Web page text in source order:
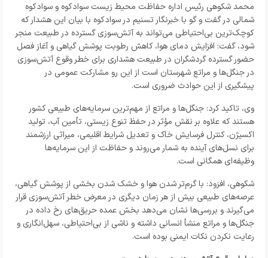
محمد شکوهی رئیس اداره حفاظت محیط زیست سوادکوه و سوادکوه
شمالی در گفت و گو با خبرنگار تسنیم در سوادکوه با بیان این هشدار که
کوچک‌ترین بی‌احتیاطی می‌تواند به آتش‌سوزی گسترده در طبیعت منجر
شود، گفت: افزایش دمای هوا، کاهش رطوبت پوشش گیاهی و آغاز فصل
حضور گسترده گردشگران در طبیعت هشداری برای خطر وقوع آتش‌سوزی
در جنگل‌ها و مراتع شهرستان است از این رو مشارکت عمومی در
پیشگیری از این حوادث ضروری است.
وی، تاکید کرد: جنگل‌ها و مراتع از مهم‌ترین سرمایه‌های طبیعی کشور
هستند که علاوه بر نقش مؤثر در حفظ تنوع زیستی، تأمین آب، تولید
اکسیژن، کنترل فرسایش خاک و تعدیل شرایط اقلیمی، میراثی ارزشمند
برای نسل‌های آینده به شمار می‌روند و حفاظت از این سرمایه‌ها
وظیفه‌ای همگانی است.
شکوهی، افزود: با گرم‌تر شدن هوا و خشک شدن بخشی از پوشش گیاهی،
عرصه‌های طبیعی بیش از هر زمان دیگری در معرض خطر آتش‌سوزی قرار
می‌گیرند و بررسی‌ها نشان می‌دهد بخش عمده حریق‌های رخ داده در
جنگل‌ها و مراتع منشأ انسانی داشته و ناشی از بی‌احتیاطی، سهل‌انگاری و
رعایت نکردن نکات ایمنی بوده است.